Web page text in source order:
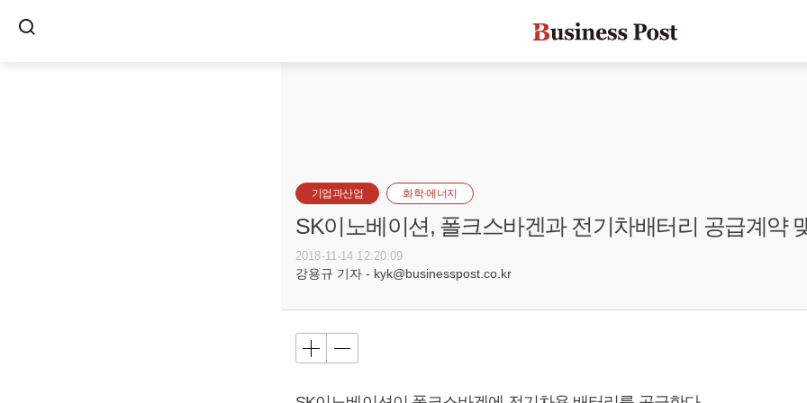
기업과산업 화학·에너지
SK이노베이션, 폴크스바겐과 전기차배터리 공급계약
2018-11-14 12:20:09
강용규 기자 - kyk@businesspost.co.kr